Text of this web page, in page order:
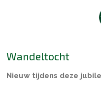
hoofdinhoud
Wandeltocht
Nieuw tijdens deze